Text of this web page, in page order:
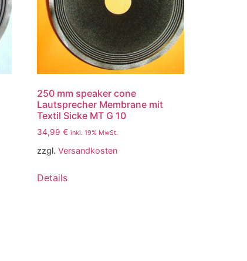
250 mm speaker cone
Lautsprecher Membrane mit
Textil Sicke MT G 10
34,99€ inkl. 19% MwSt.
zzgl.Versandkosten
Details